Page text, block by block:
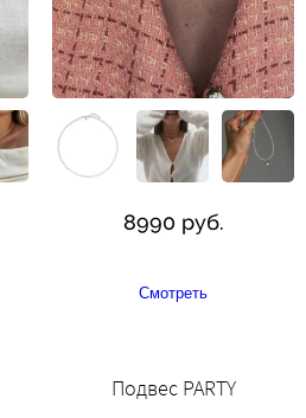
8990 руб.
Смотреть
Подвес PARTY